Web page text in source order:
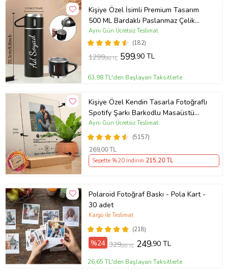
Kişiye Özel İsimli Premium Tasarım
500 ML Bardaklı Paslanmaz Çelik
Siyah Termos
(182)
Aynı Gün Ücretsiz Teslimat
1299,90 TL 599,90 TL
63,98 TL'den Başlayan Taksitlerle
Kişiye Özel Kendin Tasarla Fotoğraflı
Spotify Şarkı Barkodlu Masaüstü
Plak Fotoğraf Çerçevesi
(5157)
Aynı Gün Ücretsiz Teslimat
269,00 TL
Sepette %20 İndirim 215,20 TL
Polaroid Fotoğraf Baskı - Pola Kart -
30 adet
(218)
Kargo ile Teslimat
%24 329,00 TL 249,90 TL
26,65 TL'den Başlayan Taksitlerle